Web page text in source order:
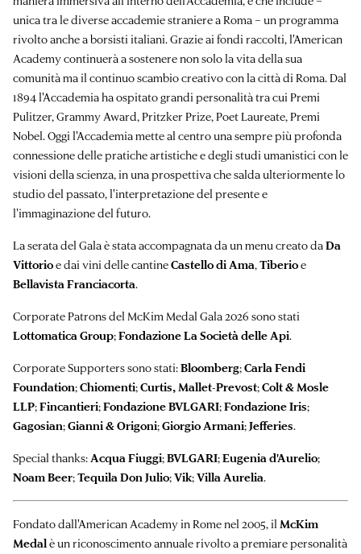
unica tra le diverse accademie straniere a Roma – un programma
rivolto anche a borsisti italiani. Grazie ai fondi raccolti, l'American
Academy continuerà a sostenere non solo la vita della sua
comunità ma il continuo scambio creativo con la città di Roma. Dal
1894 l'Accademia ha ospitato grandi personalità tra cui Premi
Pulitzer, Grammy Award, Pritzker Prize, Poet Laureate, Premi
Nobel. Oggi l'Accademia mette al centro una sempre più profonda
connessione delle pratiche artistiche e degli studi umanistici con le
visioni della scienza, in una prospettiva che salda ulteriormente lo
studio del passato, l'interpretazione del presente e
l'immaginazione del futuro.
La serata del Gala è stata accompagnata da un menu creato daDa
Vittorioe dai vini delle cantineCastello di Ama,Tiberioe
Bellavista Franciacorta.
Corporate Patrons del McKim Medal Gala 2026 sono stati
Lottomatica Group;Fondazione La Società delle Api.
Corporate Supporters sono stati:Bloomberg;Carla Fendi
Foundation;Chiomenti;Curtis, Mallet-Prevost;Colt & Mosle
LLP;Fincantieri;Fondazione BVLGARI;Fondazione Iris;
Gagosian;Gianni & Origoni;Giorgio Armani;Jefferies.
Special thanks:Acqua Fiuggi;BVLGARI;Eugenia d'Aurelio;
Noam Beer;Tequila Don Julio;Vik;Villa Aurelia.
Fondato dall'American Academy in Rome nel 2005, ilMcKim
Medalè un riconoscimento annuale rivolto a premiare personalità